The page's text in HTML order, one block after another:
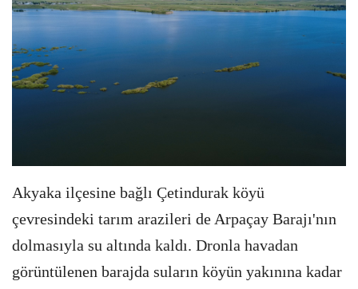
Akyaka ilçesine bağlı Çetindurak köyü
çevresindeki tarım arazileri de Arpaçay Barajı'nın
dolmasıyla su altında kaldı. Dronla havadan
görüntülenen barajda suların köyün yakınına kadar